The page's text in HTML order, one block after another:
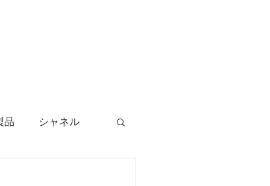
品 シャネル